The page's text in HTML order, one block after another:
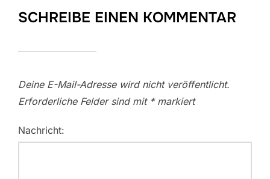
SCHREIBE EINEN KOMMENTAR
Deine E-Mail-Adresse wird nicht veröffentlicht.
Erforderliche Felder sind mit *markiert
Nachricht: